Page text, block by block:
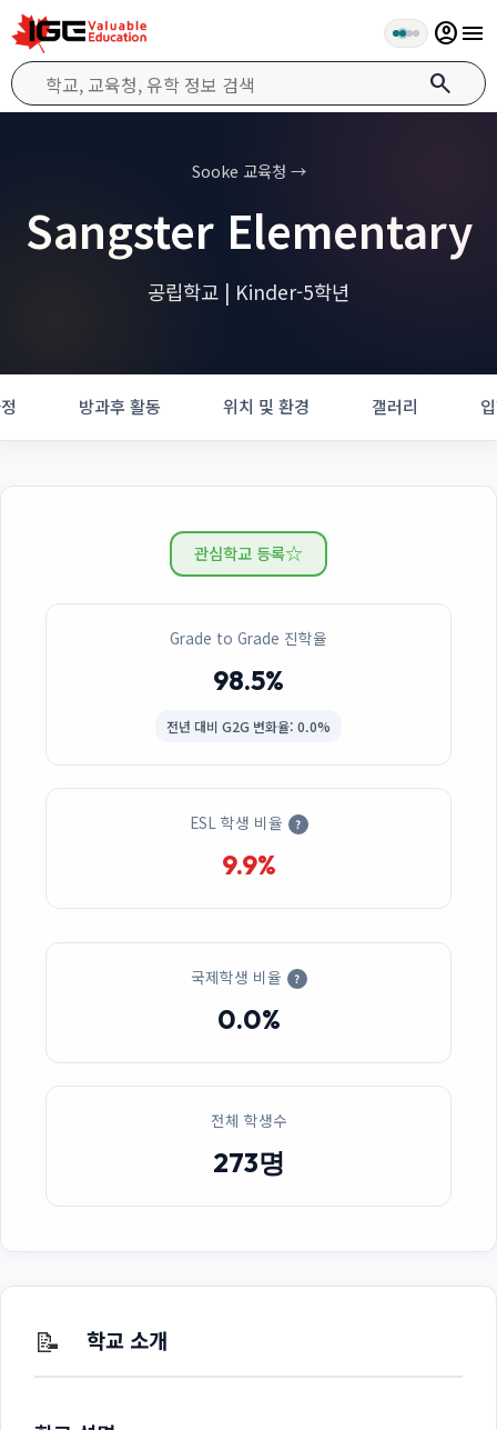
search
account_circlemenu
Sooke 교육청 →
Sangster Elementary
공립학교 | Kinder-5학년
방과후 활동 위치 및 환경 갤러리
관심학교 등록☆
Grade to Grade 진학율
98.5%
전년 대비 G2G 변화율: 0.0%
ESL 학생 비율 ?
9.9%
국제학생 비율 ?
0.0%
전체 학생수
273명
📝 학교 소개